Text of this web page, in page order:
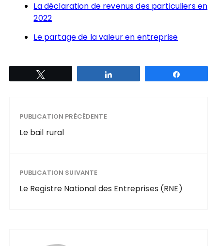
La déclaration de revenus des particuliers en
2022
Le partage de la valeur en entreprise
PUBLICATION PRÉCÉDENTE
Le bail rural
PUBLICATION SUIVANTE
Le Registre National des Entreprises (RNE)